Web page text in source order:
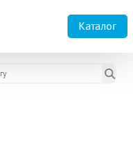
Каталог